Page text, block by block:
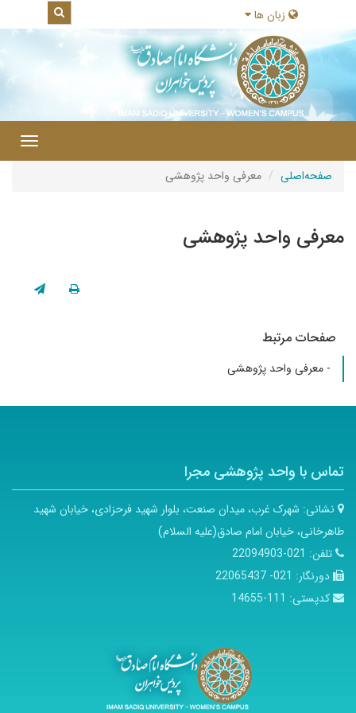
زبان ها
صفحه‌اصلی معرفی واحد پژوهشی
معرفی واحد پژوهشی
صفحات مرتبط
- معرفی واحد پژوهشی
تماس با واحد پژوهشی مجرا
نشانی: شهرک غرب، میدان صنعت، بلوار شهید فرحزادی، خیابان شهید
طاهرخانی، خیابان امام صادق(علیه السلام)
تلفن: 021-22094903
دورنگار: 021- 22065437
کدپستی: 111-14655